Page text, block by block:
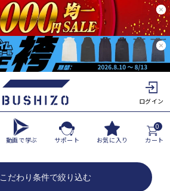
ログイン
動画で学ぶ サポート お気に入り
0
カート
こだわり条件で絞り込む